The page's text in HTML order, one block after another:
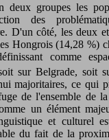
deux groupes les
des
D'un côté, les deux
Hongrois (14,28 %)
comme
sur Belgrade, soit
majoritaires, ce qui
de l'ensemble de
un élément
et culturel
du fait de la